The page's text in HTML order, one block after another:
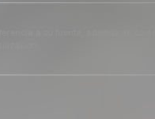
a su fuente, además de